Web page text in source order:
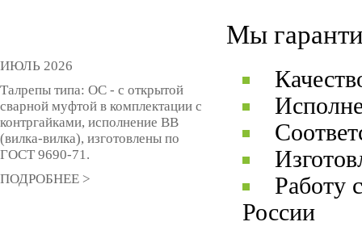
Мы
Работу
России
ИЮЛЬ 2026
Талрепы типа: ОС - с открытой
сварной муфтой в комплектации с
контргайками, исполнение ВВ
(вилка-вилка), изготовлены по
ГОСТ 9690-71.
ПОДРОБНЕЕ >